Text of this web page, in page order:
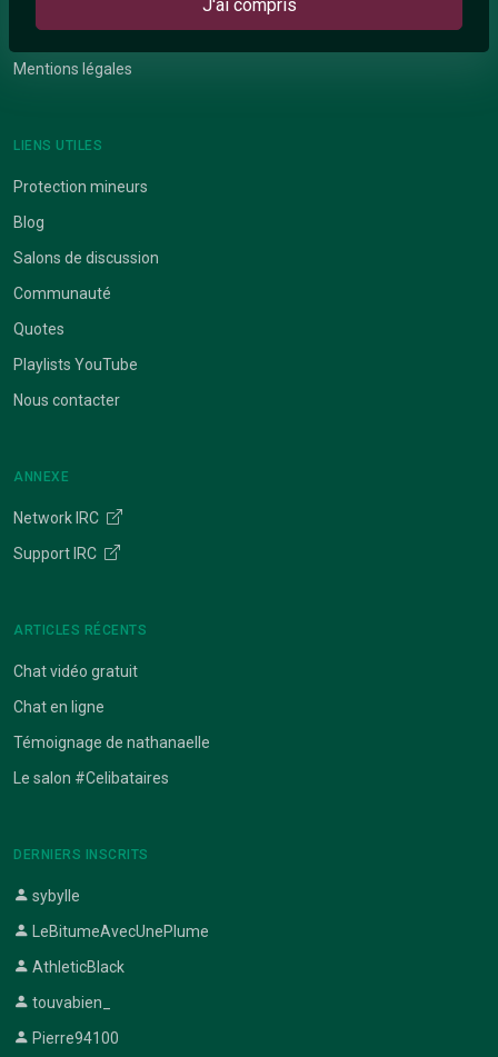
J'ai compris
À propos
Mentions légales
LIENS UTILES
Protection mineurs
Blog
Salons de discussion
Communauté
Quotes
Playlists YouTube
Nous contacter
ANNEXE
Network IRC
Support IRC
ARTICLES RÉCENTS
Chat vidéo gratuit
Chat en ligne
Témoignage de nathanaelle
Le salon #Celibataires
DERNIERS INSCRITS
sybylle
LeBitumeAvecUnePlume
AthleticBlack
touvabien_
Pierre94100